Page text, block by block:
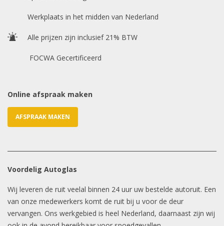
E-mailadres *
Werkplaats in het midden van Nederland
Alle prijzen zijn inclusief 21% BTW
FOCWA Gecertificeerd
Online afspraak maken
AFSPRAAK MAKEN
Voordelig Autoglas
Wij leveren de ruit veelal binnen 24 uur uw bestelde autoruit. Een
van onze medewerkers komt de ruit bij u voor de deur
vervangen. Ons werkgebied is heel Nederland, daarnaast zijn wij